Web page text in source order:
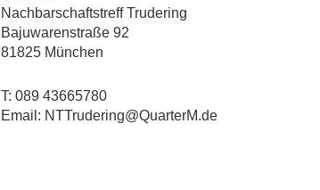
Nachbarschaftstreff Trudering
Bajuwarenstraße 92
81825 München
T: 089 43665780
Email: NTTrudering@QuarterM.de